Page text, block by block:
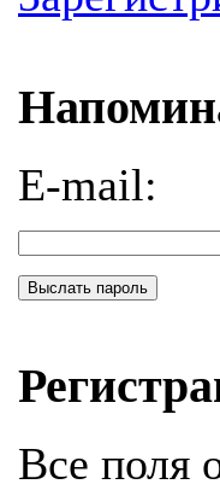
E-mail:
Выслать пароль
Все поля